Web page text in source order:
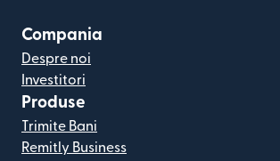
Compania
Despre noi
Investitori
Produse
Trimite Bani
Remitly Business